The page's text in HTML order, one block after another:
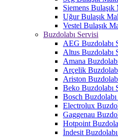
Siemens
Uğur Bulaşık
Vestel Bulaşık
Buzdolabı Servisi
AEG Buzdolabı
Altus Buzdolabı
Amana
Arçelik
Ariston
Beko Buzdolabı
Bosch
Electrolux
Gaggenau
Hotpoint
İndesit